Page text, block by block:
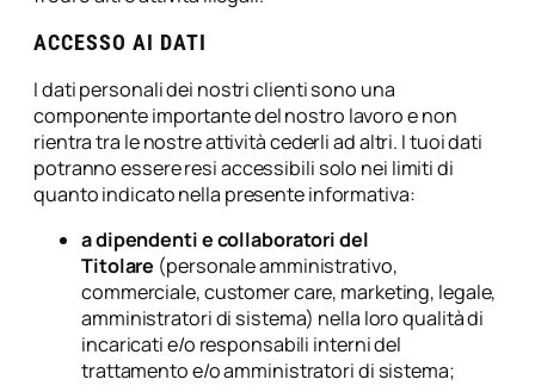
ACCESSO AI DATI
I dati personali dei nostri clienti sono una
componente importante del nostro lavoro e non
rientra tra le nostre attività cederli ad altri. I tuoi dati
potranno essere resi accessibili solo nei limiti di
quanto indicato nella presente informativa:
a dipendenti e collaboratori del
Titolare (personale amministrativo,
commerciale, customer care, marketing, legale,
amministratori di sistema) nella loro qualità di
incaricati e/o responsabili interni del
trattamento e/o amministratori di sistema;